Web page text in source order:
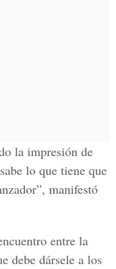
la impresión de
lo que tiene que
manifestó
entre la
debe dársele a los